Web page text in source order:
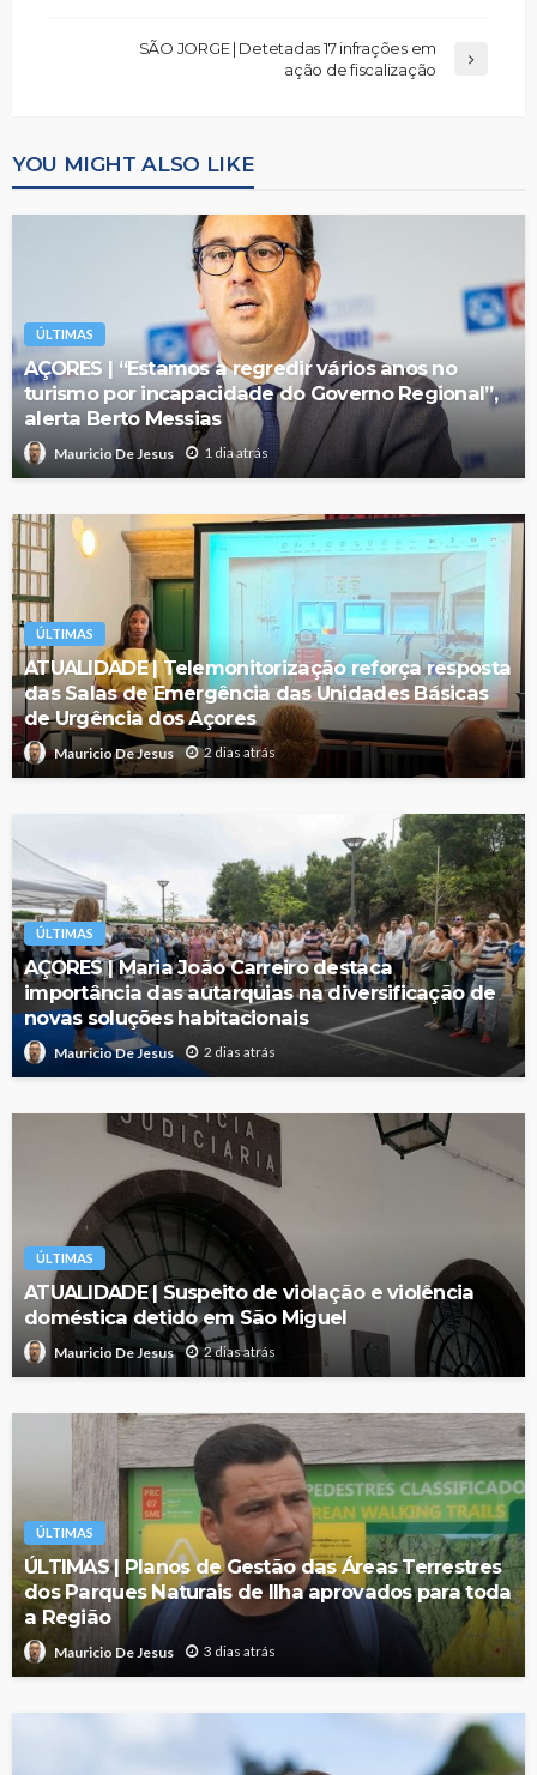
SÃO JORGE | Detetadas 17 infrações em
ação de fiscalização
YOU MIGHT ALSO LIKE
ÚLTIMAS
AÇORES | “Estamos a regredir vários anos no
turismo por incapacidade do Governo Regional”,
alerta Berto Messias
Mauricio De Jesus 1 dia atrás
ÚLTIMAS
ATUALIDADE | Telemonitorização reforça resposta
das Salas de Emergência das Unidades Básicas
de Urgência dos Açores
Mauricio De Jesus 2 dias atrás
ÚLTIMAS
AÇORES | Maria João Carreiro destaca
importância das autarquias na diversificação de
novas soluções habitacionais
Mauricio De Jesus 2 dias atrás
ÚLTIMAS
ATUALIDADE | Suspeito de violação e violência
doméstica detido em São Miguel
Mauricio De Jesus 2 dias atrás
ÚLTIMAS
ÚLTIMAS | Planos de Gestão das Áreas Terrestres
dos Parques Naturais de Ilha aprovados para toda
a Região
Mauricio De Jesus 3 dias atrás